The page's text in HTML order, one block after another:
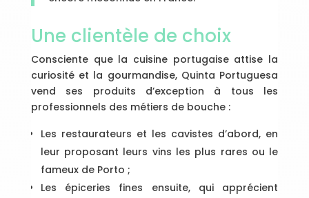
Une clientèle de choix
Consciente que la cuisine portugaise attise la
curiosité et la gourmandise, Quinta Portuguesa
vend ses produits d’exception à tous les
professionnels des métiers de bouche :
Les restaurateurs et les cavistes d’abord, en
leur proposant leurs vins les plus rares ou le
fameux de Porto ;
Les épiceries fines ensuite, qui apprécient